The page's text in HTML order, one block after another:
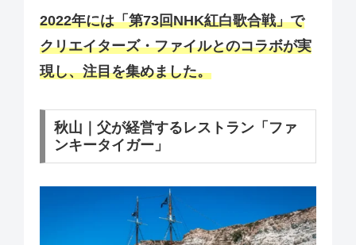
2022年には「第73回NHK紅白歌合戦」で
クリエイターズ・ファイルとのコラボが実
現し、注目を集めました。
秋山｜父が経営するレストラン「ファ
ンキータイガー」